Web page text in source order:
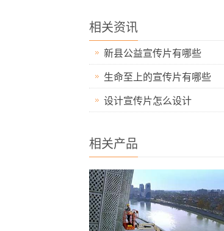
相关资讯
新县公益宣传片有哪些
生命至上的宣传片有哪些
设计宣传片怎么设计
相关产品